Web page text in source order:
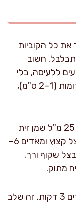
כל הקוביות
חשוב
ללעיסה, בלי
חתיכות קשות. אם חותכים בקוביות דומות (1–2 ס"מ),
בסיר רחב בנפח 4–5 ליטר מחממים 25 מ"ל שמן זית
על אש בינונית. מוסיפים 200 גרם בצל קצוץ ומאדים 6–
שקוף ורך.
מתוק.
מוסיפים לסיר את הגזר והסלרי ומאדים 3 דקות. זה שלב